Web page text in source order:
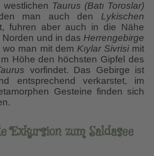
westlichen Taurus (Batı Toroslar)
man auch den Lykischen
fuhren aber auch in die Nähe
Norden und in das Herrengebirge
wo man mit dem Kıylar Sivrisimit
Höhe den höchsten Gipfel des
vorfindet. Das Gebirge ist
entsprechend verkarstet, im
Gesteine finden sich
Exkursion zum Saldasee